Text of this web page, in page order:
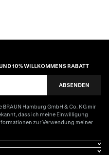
10% WILLKOMMENS RABATT
ABSENDEN
Hamburg GmbH & Co. KG mir
dass ich meine Einwilligung
zur Verwendung meiner